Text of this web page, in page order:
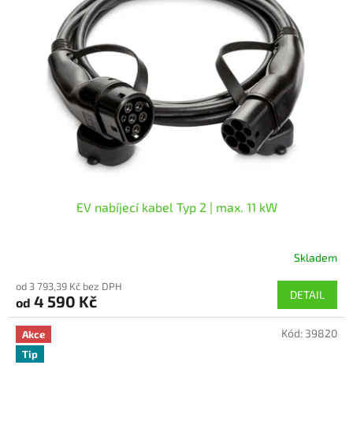
EV nabíjecí kabel Typ 2 | max. 11 kW
produktu
je
5,0
5
hvězdiček.
Skladem
od 3 793,39 Kč bez DPH
od 4 590 Kč DETAIL
Akce
Tip
Kód: 39820